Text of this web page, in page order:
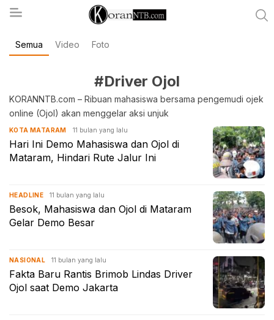
koranntb.com
Semua Video Foto
#Driver Ojol
KORANNTB.com – Ribuan mahasiswa bersama pengemudi ojek
online (Ojol) akan menggelar aksi unjuk
KOTA MATARAM 11 bulan yang lalu
Hari Ini Demo Mahasiswa dan Ojol di
Mataram, Hindari Rute Jalur Ini
HEADLINE 11 bulan yang lalu
Besok, Mahasiswa dan Ojol di Mataram
Gelar Demo Besar
NASIONAL 11 bulan yang lalu
Fakta Baru Rantis Brimob Lindas Driver
Ojol saat Demo Jakarta